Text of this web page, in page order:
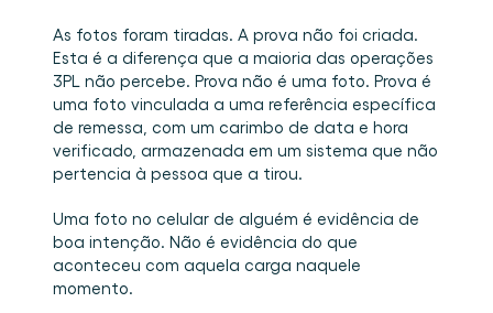
isso!
As fotos foram tiradas. A prova não foi criada.
Esta é a diferença que a maioria das operações
3PL não percebe. Prova não é uma foto. Prova é
uma foto vinculada a uma referência específica
de remessa, com um carimbo de data e hora
verificado, armazenada em um sistema que não
pertencia à pessoa que a tirou.
Uma foto no celular de alguém é evidência de
boa intenção. Não é evidência do que
aconteceu com aquela carga naquele
momento.